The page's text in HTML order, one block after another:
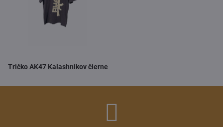
Tričko AK47 Kalashnikov čierne